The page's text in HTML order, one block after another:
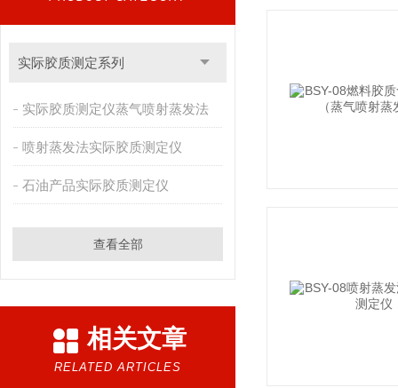
实际胶质测定系列
实际胶质测定仪蒸气喷射蒸发法
喷射蒸发法实际胶质测定仪
石油产品实际胶质测定仪
查看全部
相关文章
RELATED ARTICLES